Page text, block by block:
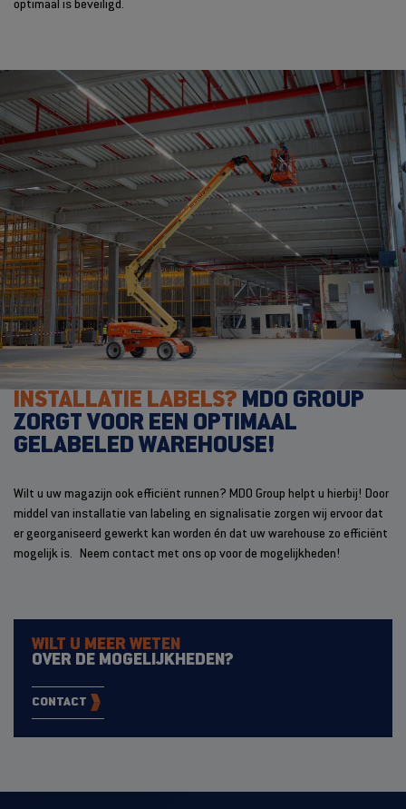
optimaal is beveiligd.
INSTALLATIE LABELS? MDO GROUP
ZORGT VOOR EEN OPTIMAAL
GELABELED WAREHOUSE!
Wilt u uw magazijn ook efficiënt runnen? MDO Group helpt u hierbij! Door
middel van installatie van labeling en signalisatie zorgen wij ervoor dat
er georganiseerd gewerkt kan worden én dat uw warehouse zo efficiënt
mogelijk is. Neem contact met ons op voor de mogelijkheden!
WILT U MEER WETEN
OVER DE MOGELIJKHEDEN?
CONTACT